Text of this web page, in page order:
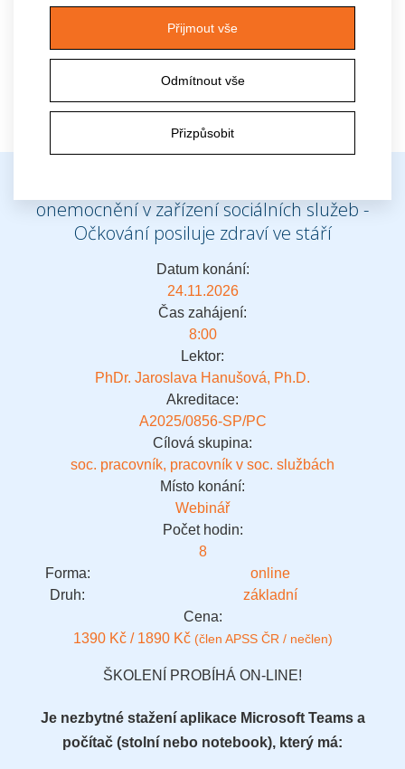
Přijmout vše
Odmítnout vše
Přizpůsobit
služeb
Přihlásit Pozvánka
onemocnění v zařízení sociálních služeb -
Očkování posiluje zdraví ve stáří
Datum konání:
24.11.2026
Čas zahájení:
8:00
Lektor:
PhDr. Jaroslava Hanušová, Ph.D.
Akreditace:
A2025/0856-SP/PC
Cílová skupina:
soc. pracovník, pracovník v soc. službách
Místo konání:
Webinář
Počet hodin:
8
Forma:
online
Druh:
základní
Cena:
1390 Kč / 1890 Kč (člen APSS ČR / nečlen)
ŠKOLENÍ PROBÍHÁ ON-LINE!
Je nezbytné stažení aplikace Microsoft Teams a
počítač (stolní nebo notebook), který má: